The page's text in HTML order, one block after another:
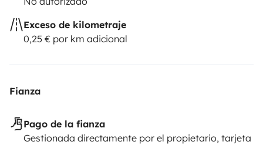
Exceso de kilometraje
0,25 € por km adicional
Fianza
Pago de la fianza
Gestionada directamente por el propietario, tarjeta